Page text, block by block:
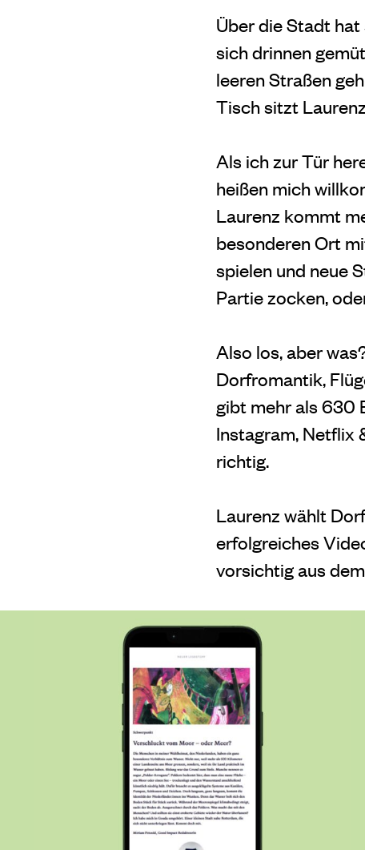
Über die Stadt hat
sich drinnen
leeren Straßen
Tisch sitzt
Als ich zur Tür
heißen mich
Laurenz kommt
besonderen Ort
spielen und neue
Partie zocken,
Also los, aber
Dorfromantik,
gibt mehr als 630
Instagram, Netflix
richtig.
Laurenz wählt
erfolgreiches
vorsichtig aus